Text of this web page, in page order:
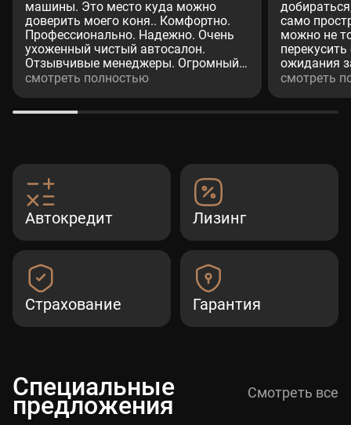
машины. Это место куда можно
доверить моего коня.. Комфортно.
Профессионально. Надежно. Очень
ухоженный чистый автосалон.
Отзывчивые менеджеры. Огромный
респект менеджеру (Александр.
(Дмитрий)
смотреть полностью
само
можно не
ожидания
процедуры
смотреть
Автокредит Лизинг
Страхование Гарантия
Специальные
предложения Смотреть все